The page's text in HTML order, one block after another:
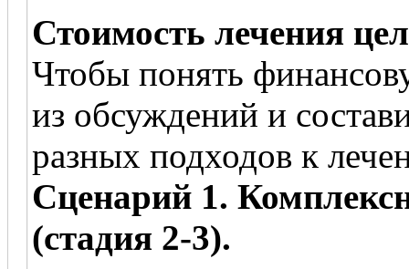
Стоимость лечения
Чтобы понять
из обсуждений и
разных подходов к
Сценарий 1.
(стадия 2-3).